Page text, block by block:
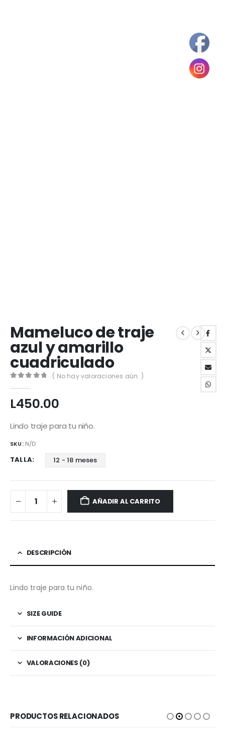
Mameluco de traje
azul y amarillo
cuadriculado
( No hay valoraciones aún. )
L450.00
Lindo traje para tu niño.
SKU: N/D
TALLA 12 - 18 meses
AÑADIR AL CARRITO
DESCRIPCIÓN
Lindo traje para tu niño.
SIZE GUIDE
INFORMACIÓN ADICIONAL
VALORACIONES (0)
PRODUCTOS RELACIONADOS